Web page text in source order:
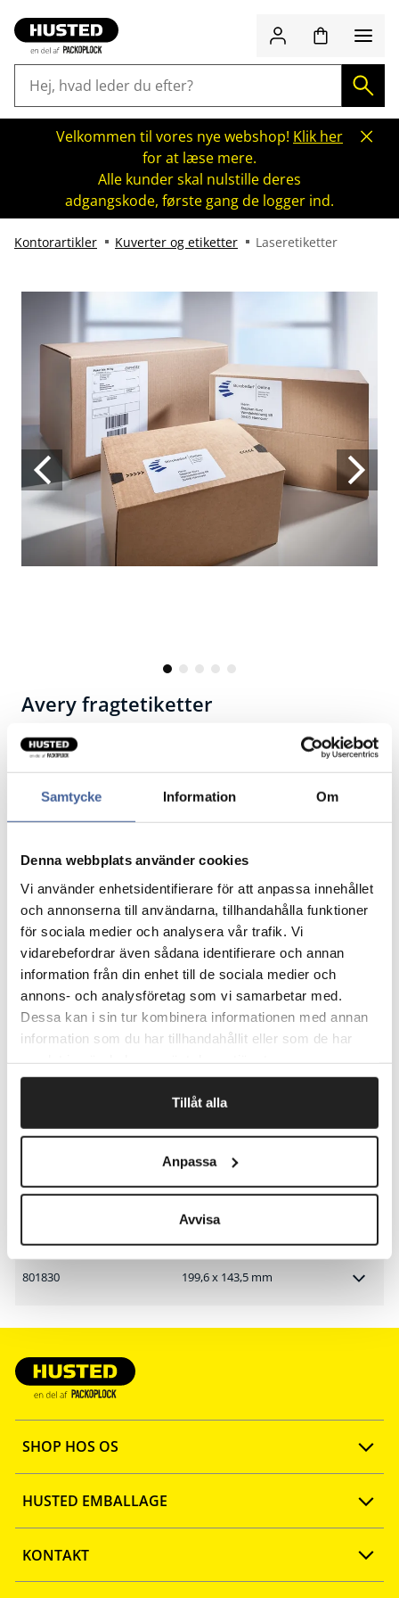
Samtycke Information Om
Denna webbplats använder cookies
Vi använder enhetsidentifierare för att anpassa innehållet
och annonserna till användarna, tillhandahålla funktioner
för sociala medier och analysera vår trafik. Vi
vidarebefordrar även sådana identifierare och annan
information från din enhet till de sociala medier och
annons- och analysföretag som vi samarbetar med.
Dessa kan i sin tur kombinera informationen med annan
information som du har tillhandahållit eller som de har
Tillåt alla
Anpassa
Avvisa
Velkommen til vores nye webshop! Klik her
for at læse mere.
Alle kunder skal nulstille deres
adgangskode, første gang de logger ind.
Kontorartikler Kuverter og etiketter Laseretiketter
Avery fragtetiketter
Udskriv dine egen fragtetiketter på din egen printer
med hele 300 ark i samme pakke
Passer til dig som sender mange pakker
under hele transporten
anvendes til laser-, blæk-, og kopieringsmaskiner
Etiketterne er FSC-certificeret, hvilket garanterer
ansvarsfuldt skovbrug med hensyn til mennesker og
miljø
Gå ind på www.avery.dk og design udskrifterne så de
passer til dig.
Fragtfrit når du handler for 1.900,-
99,1 x 139 mm
801830 199,6 x 143,5 mm
SHOP HOS OS
Opret konto
FAQ
HUSTED EMBALLAGE
Ny webshop
KONTAKT